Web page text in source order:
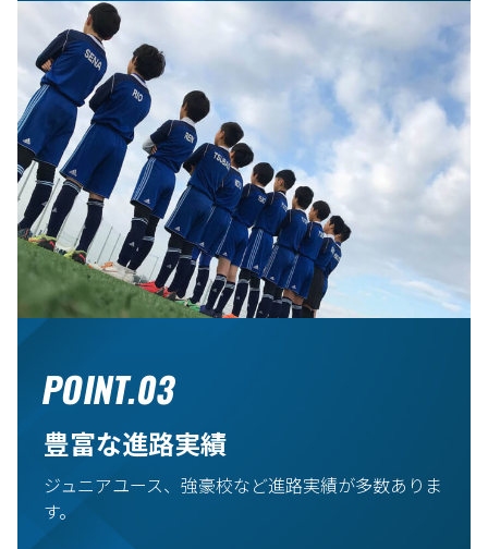
POINT.03
豊富な進路実績
ジュニアユース、強豪校など進路実績が多数ありま
す。